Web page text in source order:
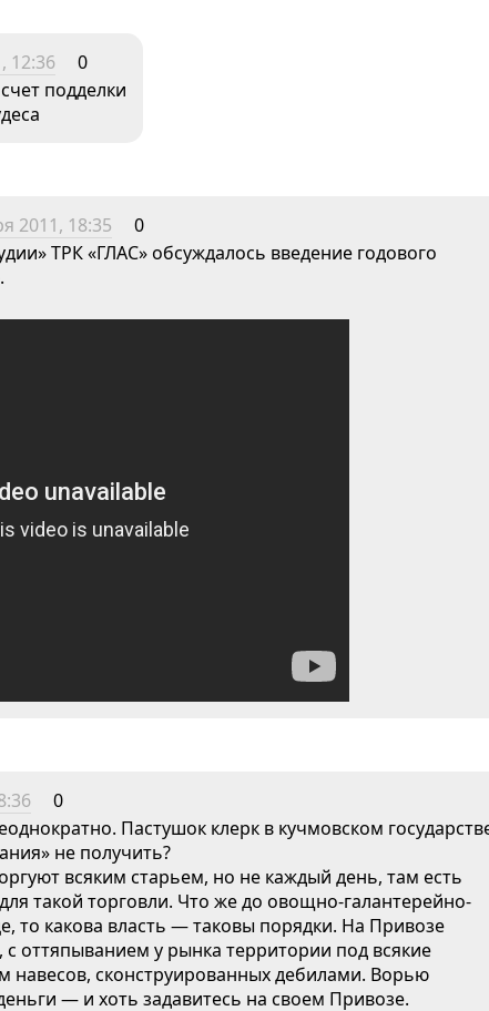
12:36
0
подделки
2011, 18:35
0
ТРК «ГЛАС» обсуждалось введение годового
0
Пастушок клерк в кучмовском
не получить?
всяким старьем, но не каждый день, там есть
такой торговли. Что же до овощно-галантерейно-
то какова власть — таковы порядки. На Привозе
оттяпыванием у рынка территории под всякие
навесов, сконструированных дебилами. Ворью
— и хоть задавитесь на своем Привозе.